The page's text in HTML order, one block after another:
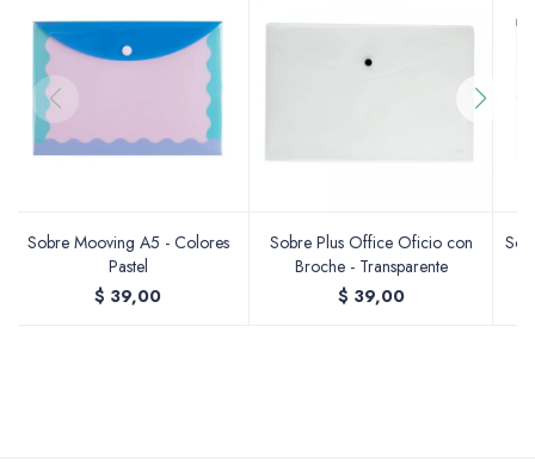
Sobre Mooving A5 - Colores
Pastel
$ 39,00
Sobre Plus Office Oficio con
Broche - Transparente
$ 39,00
Pinceles